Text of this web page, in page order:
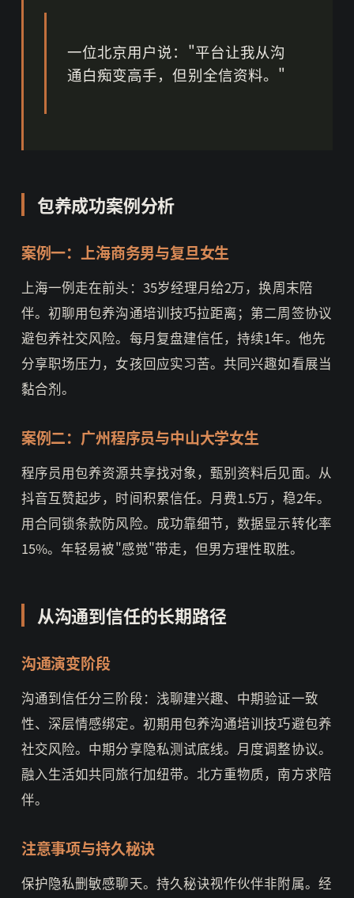
一位北京用户说："平台让我从沟
通白痴变高手，但别全信资料。"
包养成功案例分析
案例一：上海商务男与复旦女生
上海一例走在前头：35岁经理月给2万，换周末陪
伴。初聊用包养沟通培训技巧拉距离；第二周签协议
避包养社交风险。每月复盘建信任，持续1年。他先
分享职场压力，女孩回应实习苦。共同兴趣如看展当
黏合剂。
案例二：广州程序员与中山大学女生
程序员用包养资源共享找对象，甄别资料后见面。从
抖音互赞起步，时间积累信任。月费1.5万，稳2年。
用合同锁条款防风险。成功靠细节，数据显示转化率
15%。年轻易被"感觉"带走，但男方理性取胜。
从沟通到信任的长期路径
沟通演变阶段
沟通到信任分三阶段：浅聊建兴趣、中期验证一致
性、深层情感绑定。初期用包养沟通培训技巧避包养
社交风险。中期分享隐私测试底线。月度调整协议。
融入生活如共同旅行加纽带。北方重物质，南方求陪
伴。
注意事项与持久秘诀
保护隐私删敏感聊天。持久秘诀视作伙伴非附属。经